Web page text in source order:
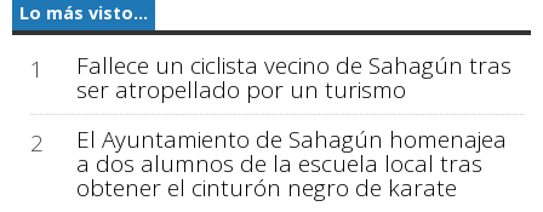
Lo más visto...
1 Fallece un ciclista vecino de Sahagún tras
ser atropellado por un turismo
2
El Ayuntamiento de Sahagún homenajea
a dos alumnos de la escuela local tras
obtener el cinturón negro de karate